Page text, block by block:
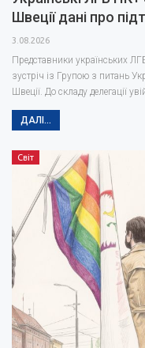
Швеції дані про
3.08.2026
Представники українських
зустріч із Групою з питань
Швеції. До складу делегації
ДАЛІ...
Світ